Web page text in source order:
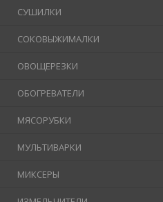
СУШИЛКИ
СОКОВЫЖИМАЛКИ
ОВОЩЕРЕЗКИ
ОБОГРЕВАТЕЛИ
МЯСОРУБКИ
МУЛЬТИВАРКИ
МИКСЕРЫ